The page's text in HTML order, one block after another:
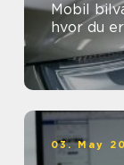
Mobil bilvask
hvor du er
03. May